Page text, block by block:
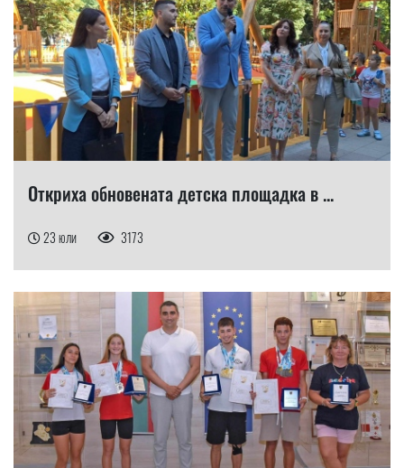
Откриха обновената детска площадка в ...
23 юли 3173